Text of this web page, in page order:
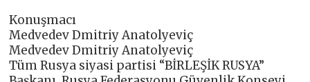
Konuşmacı
Medvedev Dmitriy Anatolyeviç
Medvedev Dmitriy Anatolyeviç
Tüm Rusya siyasi partisi “BİRLEŞİK RUSYA”